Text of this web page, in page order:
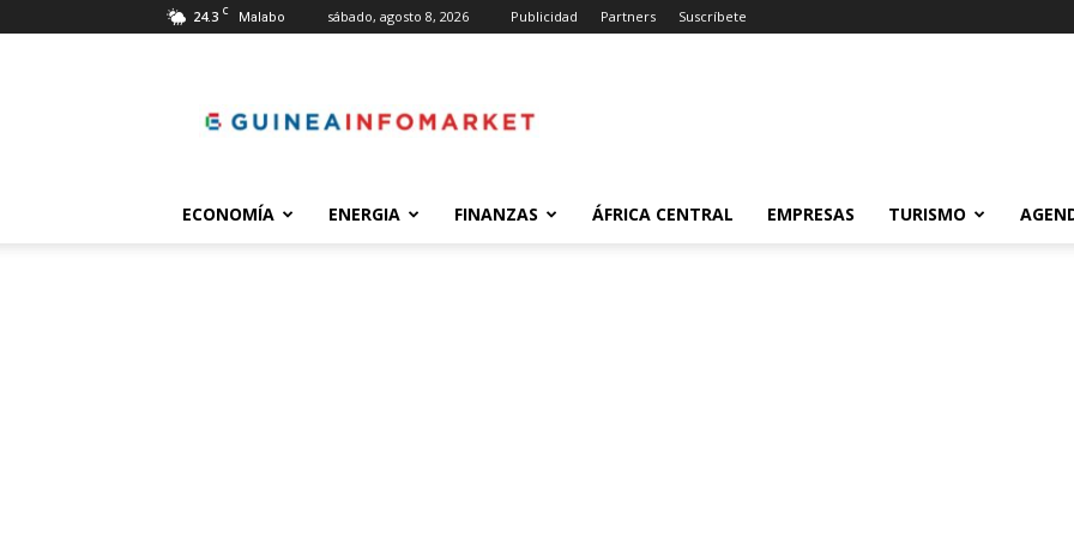
24.3 C Malabo sábado, agosto 8, 2026 Publicidad Partners Suscríbete
ECONOMÍA ENERGIA FINANZAS ÁFRICA CENTRAL EMPRESAS TURISMO